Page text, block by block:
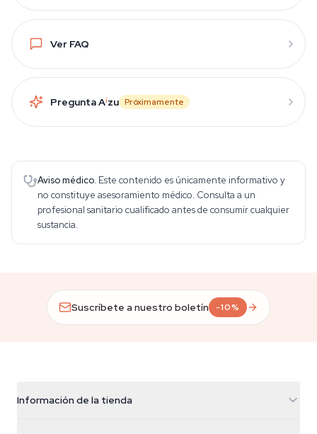
Ver FAQ
Pregunta Aizu Próximamente
Aviso médico. Este contenido es únicamente informativo y
no constituye asesoramiento médico. Consulta a un
profesional sanitario cualificado antes de consumir cualquier
sustancia.
Suscríbete a nuestro boletín -10%
Información de la tienda